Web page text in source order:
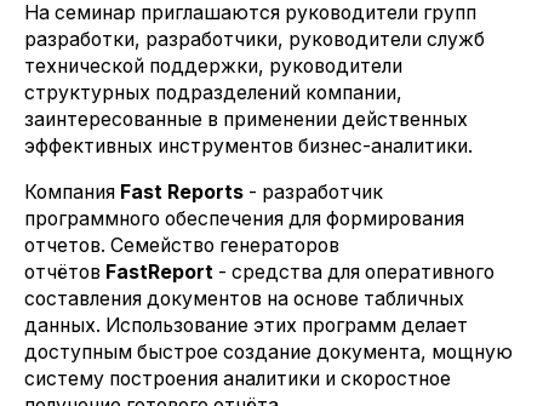
На семинар приглашаются руководители групп
разработки, разработчики, руководители служб
технической поддержки, руководители
структурных подразделений компании,
заинтересованные в применении действенных
эффективных инструментов бизнес-аналитики.
Компания Fast Reports - разработчик
программного обеспечения для формирования
отчетов. Семейство генераторов
отчётов FastReport - средства для оперативного
составления документов на основе табличных
данных. Использование этих программ делает
доступным быстрое создание документа, мощную
систему построения аналитики и скоростное